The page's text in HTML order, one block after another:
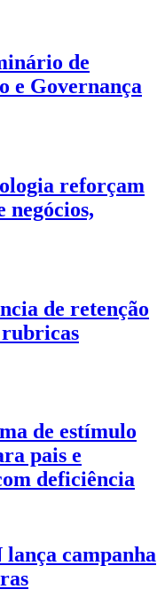
de
e Governança
reforçam
negócios,
de retenção
de estímulo
pais e
deficiência
campanha